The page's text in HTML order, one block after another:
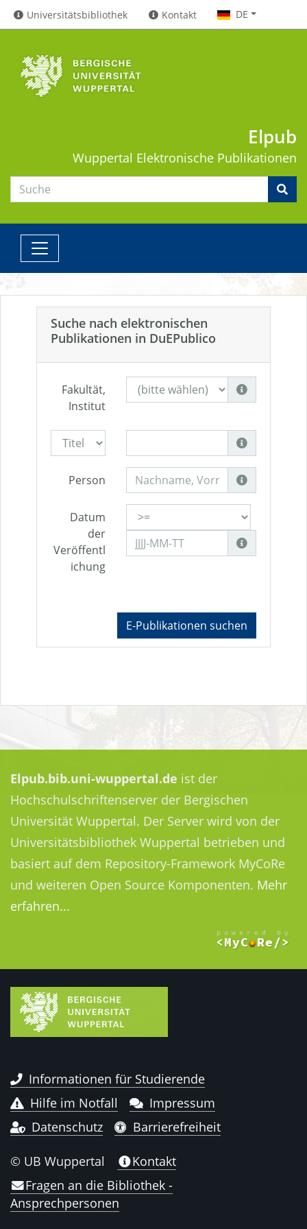
Universitätsbibliothek Kontakt DE
Elpub
Wuppertal Elektronische Publikationen
Suche nach elektronischen
Publikationen in DuEPublico
Fakultät,
Institut
Person
Datum
der
Veröffentl
ichung
E-Publikationen suchen
Elpub.bib.uni-wuppertal.de ist der
Hochschulschriftenserver der Bergischen
Universität Wuppertal. Der Server wird von der
Universitätsbibliothek Wuppertal betrieben und
basiert auf dem Repository-Framework MyCoRe
und weiteren Open Source Komponenten. Mehr
erfahren...
Informationen für Studierende
Hilfe im Notfall
Impressum
Datenschutz
Barrierefreiheit
© UB Wuppertal
Kontakt
Fragen an die Bibliothek -
Ansprechpersonen